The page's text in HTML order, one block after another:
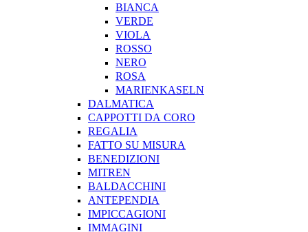
BIANCA
VERDE
VIOLA
ROSSO
NERO
ROSA
MARIENKASELN
DALMATICA
CAPPOTTI DA CORO
REGALIA
FATTO SU MISURA
BENEDIZIONI
MITREN
BALDACCHINI
ANTEPENDIA
IMPICCAGIONI
IMMAGINI